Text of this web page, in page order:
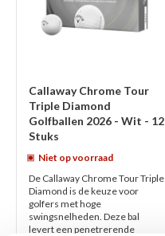
Callaway Chrome Tour
Triple Diamond
Golfballen 2026 - Wit - 12
Stuks
Niet op voorraad
De Callaway Chrome Tour Triple
Diamond is de keuze voor
golfers met hoge
swingsnelheden. Deze bal
levert een penetrerende